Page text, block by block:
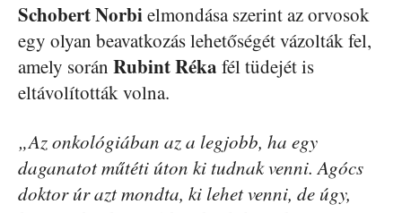
Schobert Norbielmondása szerint az orvosok
egy olyan beavatkozás lehetőségét vázolták fel,
amely során Rubint Réka fél tüdejét is
eltávolították volna.
„Az onkológiában az a legjobb, ha egy
daganatot műtéti úton ki tudnak venni. Agócs
doktor úr azt mondta, ki lehet venni, de úgy,